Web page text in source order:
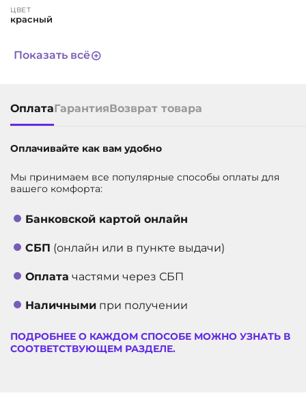
ЦВЕТ
красный
АРТИКУЛ
Показать всё
ОплатаГарантияВозврат товара
Оплачивайте как вам удобно
Мы принимаем все популярные способы оплаты для
вашего комфорта:
Банковской картой онлайн
СБП (онлайн или в пункте выдачи)
Оплата частями через СБП
Наличными при получении
ПОДРОБНЕЕ О КАЖДОМ СПОСОБЕ МОЖНО УЗНАТЬ В
СООТВЕТСТВУЮЩЕМ РАЗДЕЛЕ.